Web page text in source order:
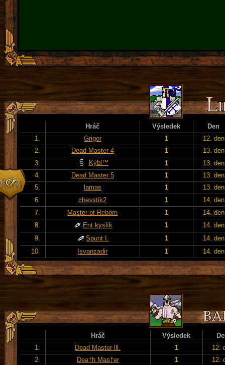
Hráč Výsledek
Den
1.
Grigor 1
12. den
2.
Dead Master 4 1
13. den
3.
Kýbl™ 1
13. den
4.
Dead Master 5 1
13. den
5.
lamas 1
13. den
6.
chesstik2 1
14. den
7.
Master of Reborn 1
14. den
8.
Ent kyslík 1
14. den
9.
Spunt I. 1
14. den
10.
Isvanzadir 1 14. den
Hráč Výsledek
1.
Dead Master lll. 1
12.
2.
Dea†h Mas†er 1
12.